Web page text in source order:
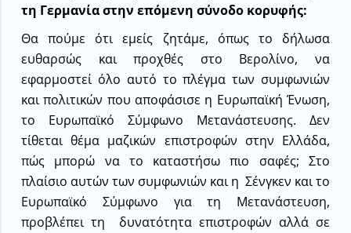
τη Γερμανία στην επόμενη σύνοδο κορυφής:
Θα πούμε ότι εμείς ζητάμε, όπως το δήλωσα
ευθαρσώς και προχθές στο Βερολίνο, να
εφαρμοστεί όλο αυτό το πλέγμα των συμφωνιών
και πολιτικών που αποφάσισε η Ευρωπαϊκή Ένωση,
το Ευρωπαϊκό Σύμφωνο Μετανάστευσης. Δεν
τίθεται θέμα μαζικών επιστροφών στην Ελλάδα,
πώς μπορώ να το καταστήσω πιο σαφές; Στο
πλαίσιο αυτών των συμφωνιών και η Σένγκεν και το
Ευρωπαϊκό Σύμφωνο για τη Μετανάστευση,
προβλέπει τη δυνατότητα επιστροφών αλλά σε